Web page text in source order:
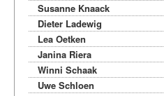
Susanne Knaack
Dieter Ladewig
Lea Oetken
Janina Riera
Winni Schaak
Uwe Schloen